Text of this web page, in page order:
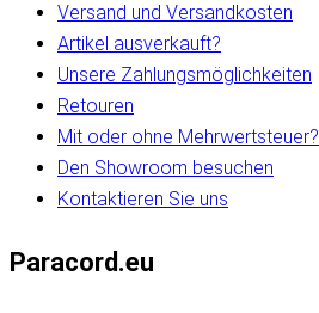
Versand und Versandkosten
Artikel ausverkauft?
Unsere Zahlungsmöglichkeiten
Retouren
Mit oder ohne Mehrwertsteuer?
Den Showroom besuchen
Kontaktieren Sie uns
Paracord.eu